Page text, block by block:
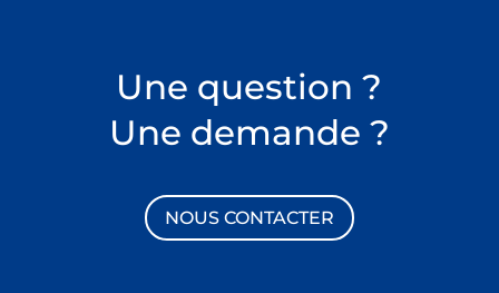
Une question ?
Une demande ?
NOUS CONTACTER